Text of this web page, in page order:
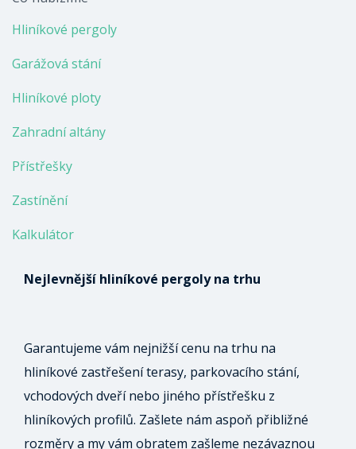
Hliníkové pergoly
Garážová stání
Hliníkové ploty
Zahradní altány
Přístřešky
Zastínění
Kalkulátor
Nejlevnější hliníkové pergoly na trhu
Garantujeme vám nejnižší cenu na trhu na
hliníkové zastřešení terasy, parkovacího stání,
vchodových dveří nebo jiného přístřešku z
hliníkových profilů. Zašlete nám aspoň přibližné
rozměry a my vám obratem zašleme nezávaznou